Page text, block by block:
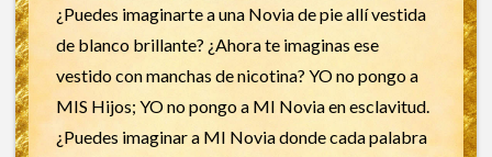
¿Puedes imaginarte a una Novia de pie allí vestida
de blanco brillante? ¿Ahora te imaginas ese
vestido con manchas de nicotina? YO no pongo a
MIS Hijos; YO no pongo a MI Novia en esclavitud.
¿Puedes imaginar a MI Novia donde cada palabra